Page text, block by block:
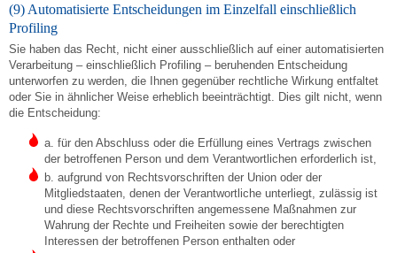
(9) Automatisierte Entscheidungen im Einzelfall einschließlich
Profiling
Sie haben das Recht, nicht einer ausschließlich auf einer automatisierten
Verarbeitung – einschließlich Profiling – beruhenden Entscheidung
unterworfen zu werden, die Ihnen gegenüber rechtliche Wirkung entfaltet
oder Sie in ähnlicher Weise erheblich beeinträchtigt. Dies gilt nicht, wenn
die Entscheidung:
a. für den Abschluss oder die Erfüllung eines Vertrags zwischen
der betroffenen Person und dem Verantwortlichen erforderlich ist,
b. aufgrund von Rechtsvorschriften der Union oder der
Mitgliedstaaten, denen der Verantwortliche unterliegt, zulässig ist
und diese Rechtsvorschriften angemessene Maßnahmen zur
Wahrung der Rechte und Freiheiten sowie der berechtigten
Interessen der betroffenen Person enthalten oder